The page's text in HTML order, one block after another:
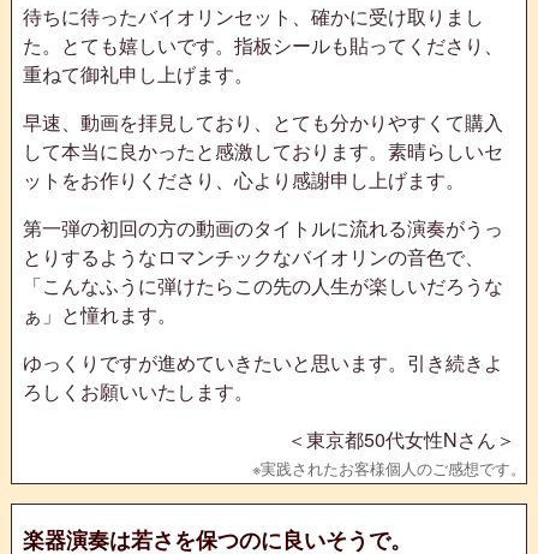
＜東京都50代女性Nさん＞
待ちに待ったバイオリンセット、確かに受け取りまし
た。とても嬉しいです。指板シールも貼ってくださり、
重ねて御礼申し上げます。
早速、動画を拝見しており、とても分かりやすくて購入
して本当に良かったと感激しております。素晴らしいセ
ットをお作りくださり、心より感謝申し上げます。
第一弾の初回の方の動画のタイトルに流れる演奏がうっ
とりするようなロマンチックなバイオリンの音色で、
「こんなふうに弾けたらこの先の人生が楽しいだろうな
ぁ」と憧れます。
ゆっくりですが進めていきたいと思います。引き続きよ
ろしくお願いいたします。
楽器演奏は若さを保つのに良いそうで。